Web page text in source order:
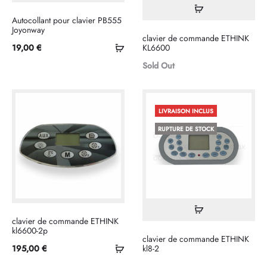
Ajouter
Autocollant pour clavier PB555
Joyonway
19,00 €
Lire
suite
clavier de commande ETHINK
KL6600
Sold Out
Ajouter
clavier de commande ETHINK
kl6600-2p
195,00 €
LIVRAISON INCLUS
RUPTURE DE STOCK
Lire
suite
clavier de commande ETHINK
kl8-2